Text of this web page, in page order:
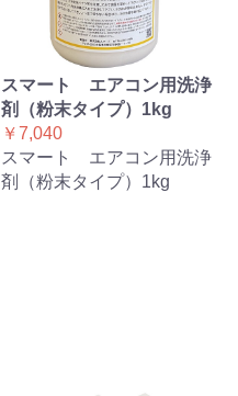
スマート エアコン用洗浄
剤（粉末タイプ）1kg
￥7,040
スマート エアコン用洗浄
剤（粉末タイプ）1kg